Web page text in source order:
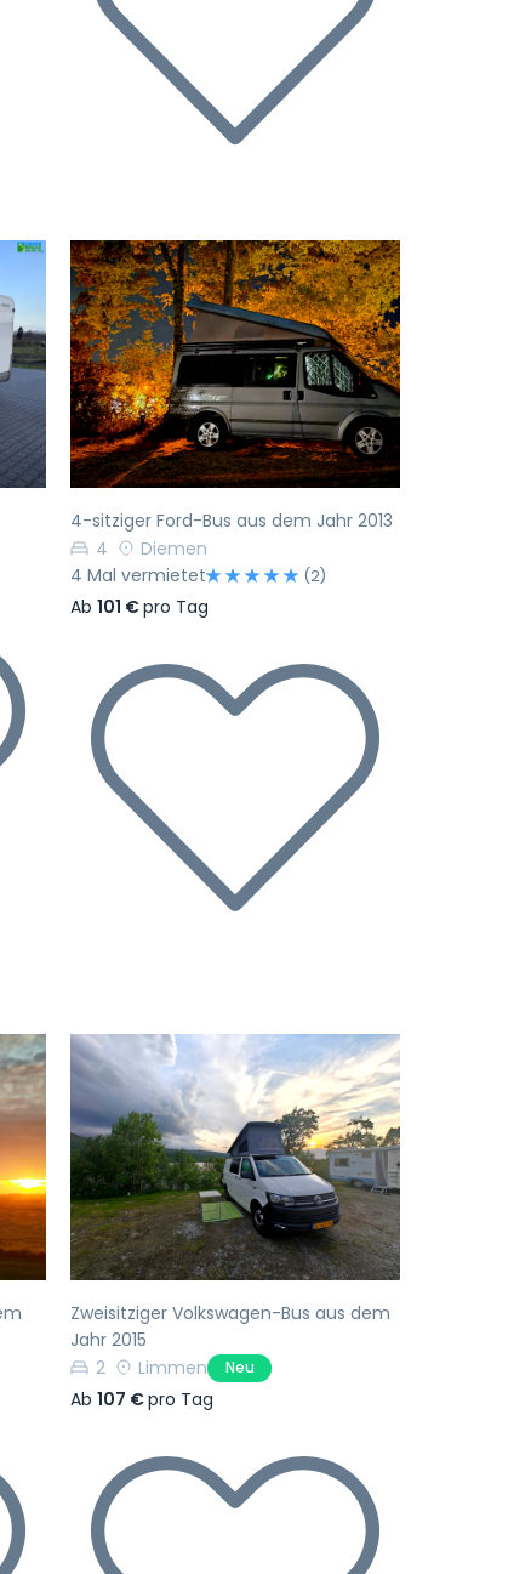
Nächste Vorherige Nächste
4-sitziger Ford-Bus aus dem Jahr 2013
4
Diemen
4 Mal vermietet
(2)
Ab101 €pro Tag
Nächste Vorherige Nächste
Zweisitziger Volkswagen-Bus aus dem
Jahr 2015
2
Limmen Neu
Ab107 €pro Tag